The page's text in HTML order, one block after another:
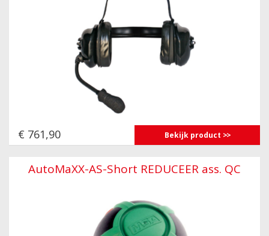
€ 761,90 Bekijk product
AutoMaXX-AS-Short REDUCEER ass. QC